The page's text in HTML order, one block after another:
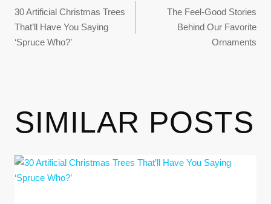
30 Artificial Christmas Trees
That’ll Have You Saying
‘Spruce Who?’
The Feel-Good Stories
Behind Our Favorite
Ornaments
SIMILAR POSTS